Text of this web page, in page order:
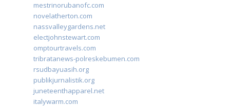
mestrinorubanofc.com
novelatherton.com
nassvalleygardens.net
electjohnstewart.com
omptourtravels.com
tribratanews-polreskebumen.com
rsudbayuasih.org
publikjurnalistik.org
juneteenthapparel.net
italywarm.com